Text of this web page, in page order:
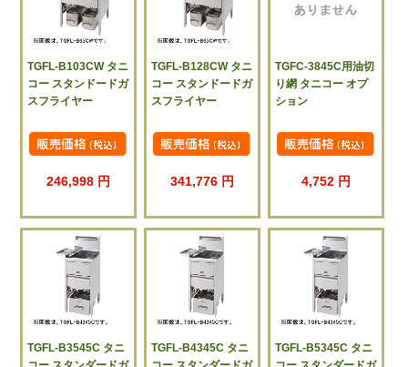
TGFL-B103CW タニ
コー スタンドードガ
スフライヤー
246,998 円
TGFL-B128CW タニ
コー スタンドードガ
スフライヤー
341,776 円
TGFC-3845C用油切
り網 タニコー オプ
ション
4,752 円
TGFL-B3545C タニ
TGFL-B4345C タニ
TGFL-B5345C タニ